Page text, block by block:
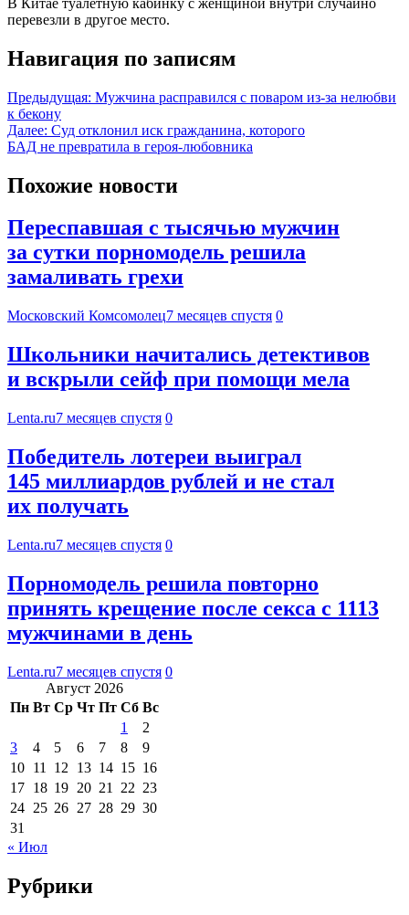
перевезли в другое место.
Навигация по записям
Предыдущая: Мужчина расправился с поваром из-за нелюбви
к бекону
Далее: Суд отклонил иск гражданина, которого
БАД не превратила в героя-любовника
Похожие новости
Переспавшая с тысячью мужчин
за сутки порномодель решила
замаливать грехи
Московский Комсомолец7 месяцев спустя 0
Школьники начитались детективов
и вскрыли сейф при помощи мела
Lenta.ru7 месяцев спустя 0
Победитель лотереи выиграл
145 миллиардов рублей и не стал
их получать
Lenta.ru7 месяцев спустя 0
Порномодель решила повторно
принять крещение после секса с 1113
мужчинами в день
Lenta.ru7 месяцев спустя 0
Август 2026
Пн Вт Ср Чт Пт Сб Вс
1
2
3
4 5 6 7 8
9
10 11 12 13 14 15 16
17 18 19 20 21 22 23
24 25 26 27 28 29 30
31
« Июл
Рубрики